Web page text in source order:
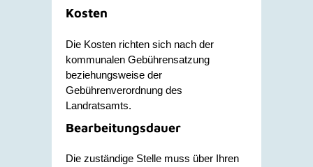
Kosten
Die Kosten richten sich nach der
kommunalen Gebührensatzung
beziehungsweise der
Gebührenverordnung des
Landratsamts.
Bearbeitungsdauer
Die zuständige Stelle muss über Ihren